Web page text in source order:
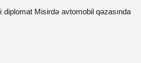
Misirdə avtomobil qəzasında